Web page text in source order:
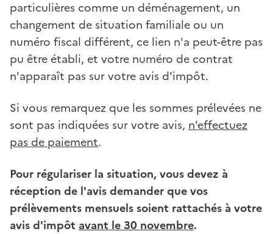
particulières comme un déménagement, un
changement de situation familiale ou un
numéro fiscal différent, ce lien n'a peut-être pas
pu être établi, et votre numéro de contrat
n'apparaît pas sur votre avis d'impôt.
Si vous remarquez que les sommes prélevées ne
sont pas indiquées sur votre avis, n'effectuez
pas de paiement.
Pour régulariser la situation, vous devez à
réception de l'avis demander que vos
prélèvements mensuels soient rattachés à votre
avis d'impôt avant le 30 novembre.